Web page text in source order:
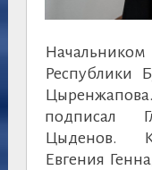
Республики
подписал
Цыденов.
Евгения